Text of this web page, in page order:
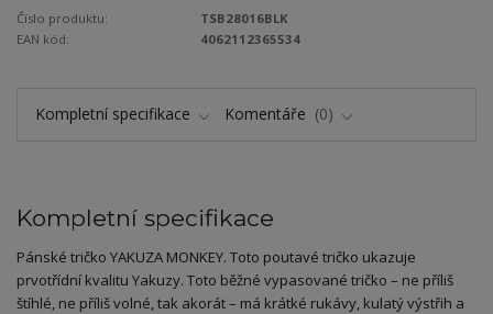
Číslo produktu:
TSB28016BLK
EAN kód:
4062112365534
Kompletní specifikace Komentáře 0
Kompletní specifikace
Pánské tričko YAKUZA MONKEY. Toto poutavé tričko ukazuje
prvotřídní kvalitu Yakuzy. Toto běžné vypasované tričko – ne příliš
štíhlé, ne příliš volné, tak akorát – má krátké rukávy, kulatý výstřih a